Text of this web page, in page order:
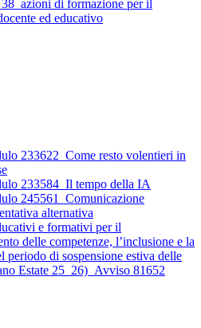
di formazione per il
ed educativo
233622_Come resto volentieri in
233584_Il tempo della IA
245561_Comunicazione
alternativa
e formativi per il
delle competenze, l’inclusione e la
periodo di sospensione estiva delle
Estate 25_26)_Avviso 81652